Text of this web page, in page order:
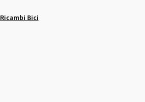
Ricambi Bici